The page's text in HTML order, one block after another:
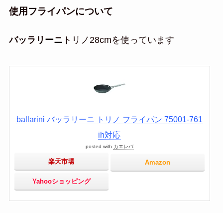
使用フライパンについて
バッラリーニ トリノ28cmを使っています
ballarini バッラリーニ トリノ フライパン 75001-761
ih対応
posted with カエレバ
楽天市場 Amazon
Yahooショッピング